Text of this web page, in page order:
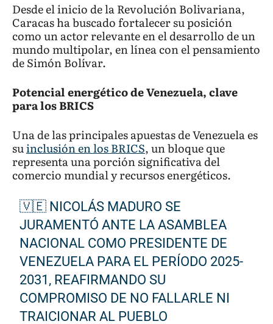
Desde el inicio de la Revolución Bolivariana,
Caracas ha buscado fortalecer su posición
como un actor relevante en el desarrollo de un
mundo multipolar, en línea con el pensamiento
de Simón Bolívar.
Potencial energético de Venezuela, clave
para los BRICS
Una de las principales apuestas de Venezuela es
suinclusión en los BRICS, un bloque que
representa una porción significativa del
comercio mundial y recursos energéticos.
🇻🇪 NICOLÁS MADURO SE
JURAMENTÓ ANTE LA ASAMBLEA
NACIONAL COMO PRESIDENTE DE
VENEZUELA PARA EL PERÍODO 2025-
2031, REAFIRMANDO SU
COMPROMISO DE NO FALLARLE NI
TRAICIONAR AL PUEBLO